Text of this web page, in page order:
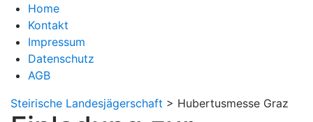
Home
Kontakt
Impressum
Datenschutz
AGB
Steirische Landesjägerschaft > Hubertusmesse Graz